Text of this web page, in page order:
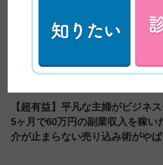
【超有益】平凡な主婦がビジネ
5ヶ月で60万円の副業収入を稼い
介が止まらない売り込み術がや